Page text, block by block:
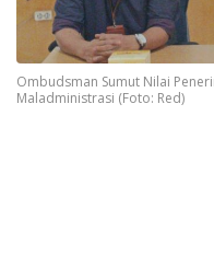
Ombudsman Sumut Nilai
Maladministrasi (Foto: Red)